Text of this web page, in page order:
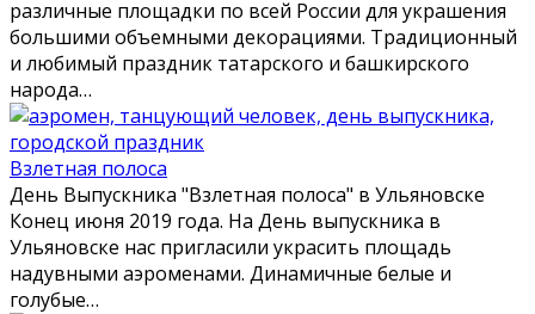
различные площадки по всей России для украшения
большими объемными декорациями. Традиционный
и любимый праздник татарского и башкирского
народа…
Взлетная полоса
День Выпускника "Взлетная полоса" в Ульяновске
Конец июня 2019 года. На День выпускника в
Ульяновске нас пригласили украсить площадь
надувными аэроменами. Динамичные белые и
голубые…